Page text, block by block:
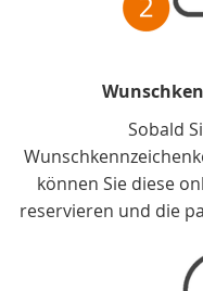
Sobald
können Sie diese
reservieren und die